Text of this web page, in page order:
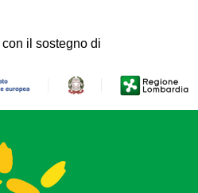
il sostegno di